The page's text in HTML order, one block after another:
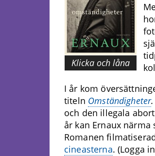
Klicka och låna
I år kom
titeln Omständigheter.
och den illegala
år kan Ernaux
Romanen
cineasterna. (Logga